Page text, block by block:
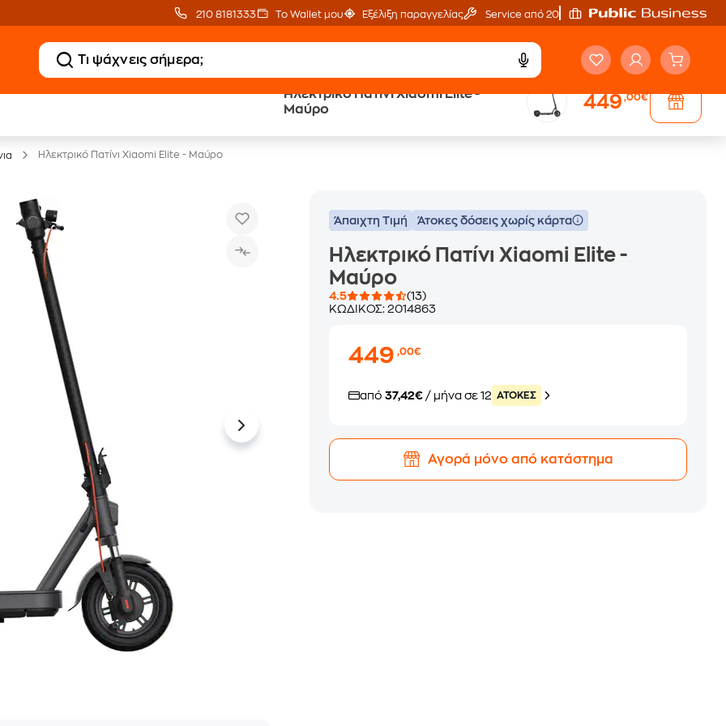
210 8181333 Το Wallet μου Εξέλιξη παραγγελίας Service από 20'
Ηλεκτρικό Πατίνι Xiaomi Elite -
Μαύρο
449,00€
Public επιστροφή €
Ηλεκτρικό Πατίνι Xiaomi Elite - Μαύρο
Άπαιχτη Τιμή Άτοκες δόσεις χωρίς κάρτα
Ηλεκτρικό Πατίνι Xiaomi Elite -
Μαύρο
4.5
(13)
ΚΩΔΙΚΟΣ:2014863
449,00€
από37,42€ / μήνα σε 12 ATOKEΣ
Αγορά μόνο από κατάστημα